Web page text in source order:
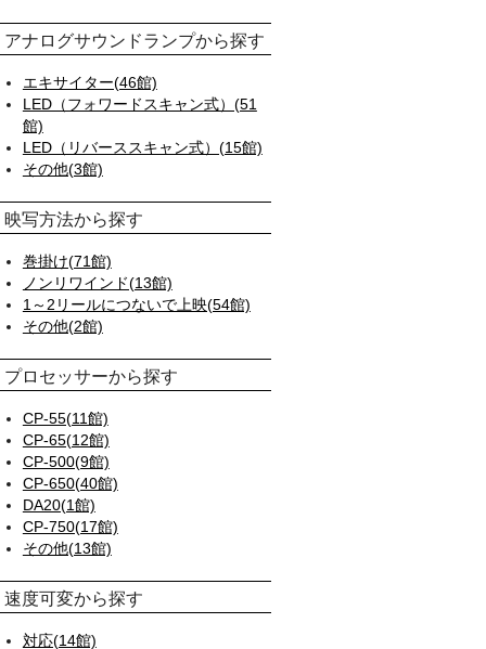
アナログサウンドランプから探す
エキサイター(46館)
LED（フォワードスキャン式）(51
館)
LED（リバーススキャン式）(15館)
その他(3館)
映写方法から探す
巻掛け(71館)
ノンリワインド(13館)
1～2リールにつないで上映(54館)
その他(2館)
プロセッサーから探す
CP-55(11館)
CP-65(12館)
CP-500(9館)
CP-650(40館)
DA20(1館)
CP-750(17館)
その他(13館)
速度可変から探す
対応(14館)